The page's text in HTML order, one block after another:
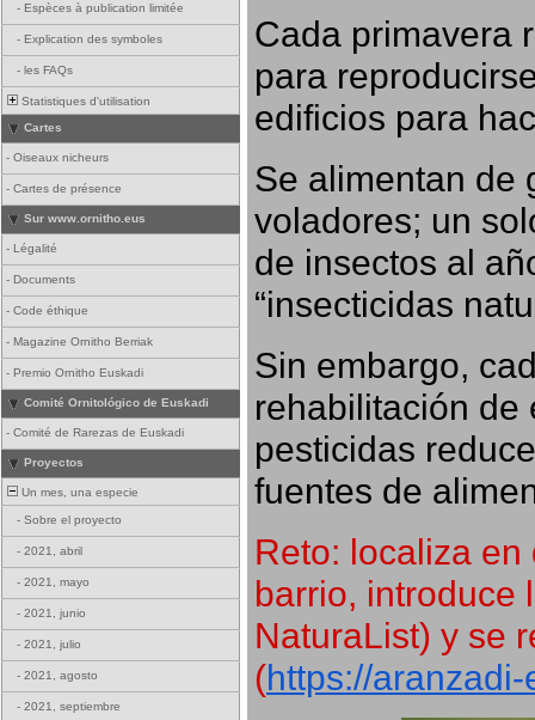
- Espèces à publication limitée
- Explication des symboles
- les FAQs
Statistiques d'utilisation
Cartes
- Oiseaux nicheurs
- Cartes de présence
Sur www.ornitho.eus
- Légalité
- Documents
- Code éthique
- Magazine Ornitho Berriak
- Premio Ornitho Euskadi
Comité Ornitológico de Euskadi
- Comité de Rarezas de Euskadi
Proyectos
Un mes, una especie
- Sobre el proyecto
- 2021, abril
- 2021, mayo
- 2021, junio
- 2021, julio
- 2021, agosto
- 2021, septiembre
Cada primavera
para
edificios para
Se alimentan de
voladores; un
de insectos al
“insecticidas
Sin embargo,
rehabilitación de
pesticidas
fuentes de
Reto: localiza
barrio, introduce
NaturaList) y se
(https://